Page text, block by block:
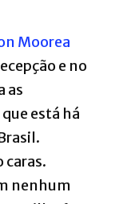
Moorea
e no
as
está há
caras.
nenhum